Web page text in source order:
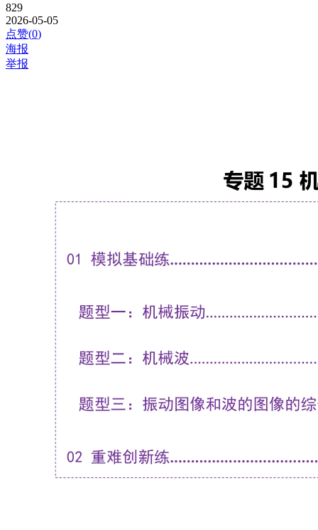
829
2026-05-05
点赞(0)
海报
举报